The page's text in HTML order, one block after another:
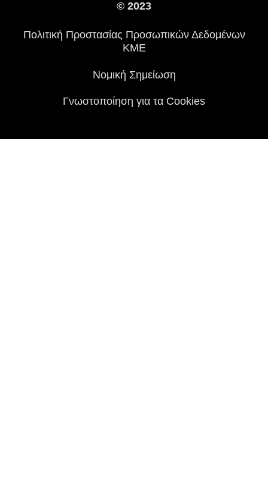
Ιστορία
© 2023
Πολιτική Προστασίας Προσωπικών Δεδομένων
ΚΜΕ
Νομική Σημείωση
Γνωστοποίηση για τα Cookies